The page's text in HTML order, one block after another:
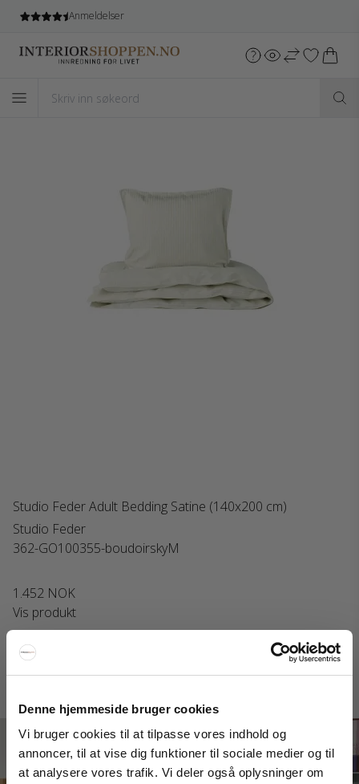
Denne hjemmeside bruger cookies
Vi bruger cookies til at tilpasse vores indhold og
annoncer, til at vise dig funktioner til sociale medier og til
at analysere vores trafik. Vi deler også oplysninger om
Anmeldelser
Studio Feder Adult Bedding Satine (140x200 cm)
Studio Feder
362-GO100355-boudoirskyM
1.452 NOK
Vis produkt
#interiorshop